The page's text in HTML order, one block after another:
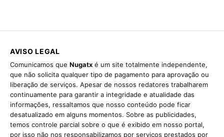
AVISO LEGAL
Comunicamos que Nugatx é um site totalmente independente,
que não solicita qualquer tipo de pagamento para aprovação ou
liberação de serviços. Apesar de nossos redatores trabalharem
continuamente para garantir a integridade e atualidade das
informações, ressaltamos que nosso conteúdo pode ficar
desatualizado em alguns momentos. Sobre as publicidades,
temos controle parcial sobre o que é exibido em nosso portal,
por isso não nos responsabilizamos por serviços prestados por